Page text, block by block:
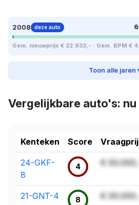
2008 deze auto
Gem. nieuwprijs € 22.933,- · Gem. BPM €
Toon alle jaren
Vergelijkbare auto's:
Kenteken Score
24-GKF-
8
4 € 00.000,-
21-GNT-4 8 € 00.000,-